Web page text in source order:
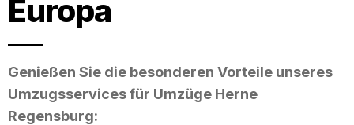
Europa
Genießen Sie die besonderen Vorteile unseres
Umzugsservices für Umzüge Herne
Regensburg: